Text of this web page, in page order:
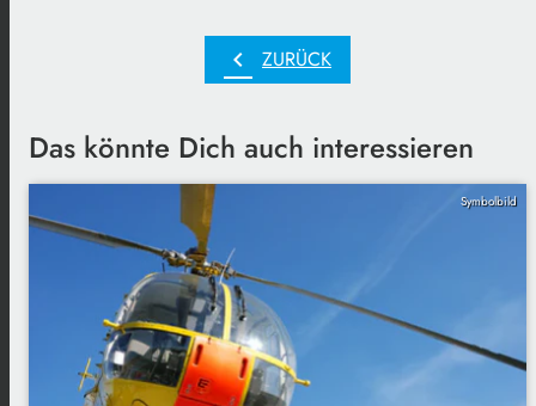
chevron_left ZURÜCK
Das könnte Dich auch interessieren
Symbolbild